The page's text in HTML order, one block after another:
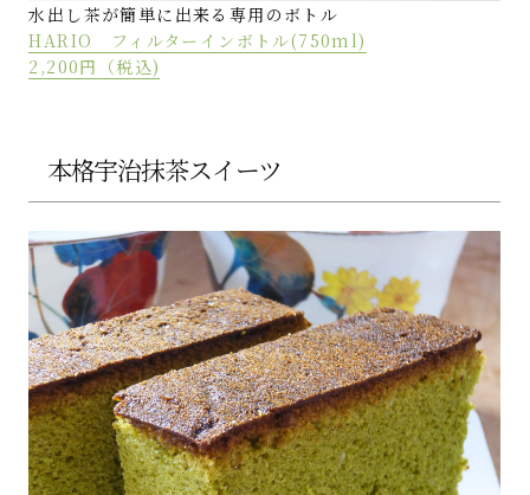
水出し茶が簡単に出来る専用のボトル
HARIO フィルターインボトル(750ml)
2,200円（税込)
本格宇治抹茶スイーツ